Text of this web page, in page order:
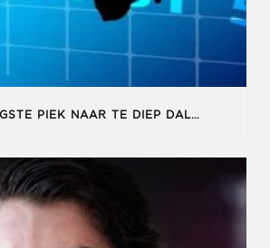
PIEK NAAR TE DIEP DAL…